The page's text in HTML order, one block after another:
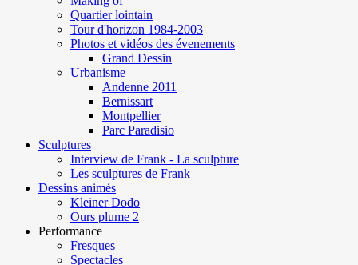
Quartier lointain
Tour d'horizon 1984-2003
Photos et vidéos des évenements
Grand Dessin
Urbanisme
Andenne 2011
Bernissart
Montpellier
Parc Paradisio
Sculptures
Interview de Frank - La sculpture
Les sculptures de Frank
Dessins animés
Kleiner Dodo
Ours plume 2
Performance
Fresques
Spectacles